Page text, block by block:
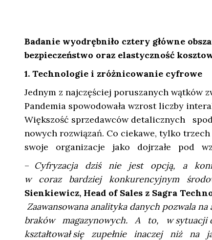
Badanie wyodrębniło cztery główne
bezpieczeństwo oraz elastyczność
1. Technologie i zróżnicowanie cyfrowe
Jednym z najczęściej poruszanych wątków
Pandemia spowodowała wzrost liczby
Większość sprzedawców detalicznych
nowych rozwiązań. Co ciekawe, tylko
swoje organizacje jako dojrzałe pod
– Cyfryzacja dziś nie jest opcją, a
w coraz bardziej konkurencyjnym
Sienkiewicz, Head of Sales z Sagra
Zaawansowana analityka danych
braków magazynowych. A to, w sytuacji
kształtował się zupełnie inaczej niż na